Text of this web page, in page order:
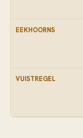
EEKHOORNS
VUISTREGEL